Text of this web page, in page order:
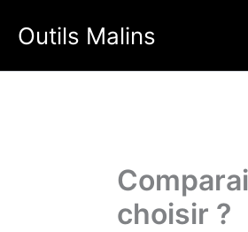
Outils Malins
choisir ?